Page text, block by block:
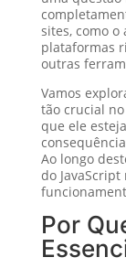
sites, como o
plataformas
outras
Vamos
tão crucial
que ele
Ao longo
do
Por